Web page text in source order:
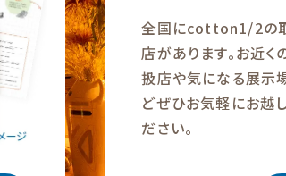
全国にcotton1/2の
店があります。お近く
扱店や気になる展示
どぜひお気軽にお越
ださい。